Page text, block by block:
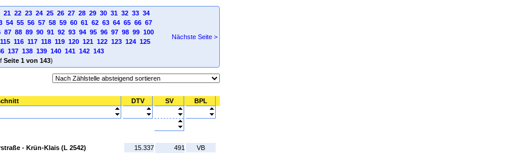
21 22 23 24 25 26 27 28 29 30 31 32 33 34
54 55 56 57 58 59 60 61 62 63 64 65 66 67
87 88 89 90 91 92 93 94 95 96 97 98 99 100
115 116 117 118 119 120 121 122 123 124 125
137 138 139 140 141 142 143
Seite 1 von 143)
Nächste Seite >
DTV SV BPL
- Krün-Klais (L 2542)
15.337
491
VB